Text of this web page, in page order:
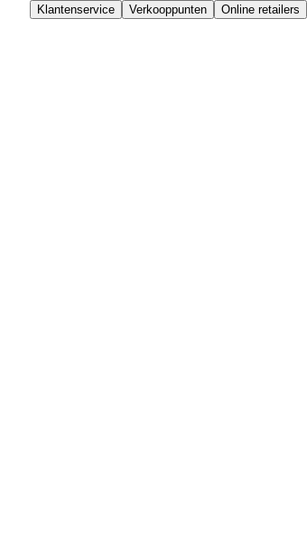
Klantenservice Verkooppunten Online retailers